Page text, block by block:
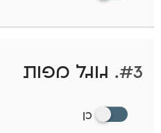
#3. גוגל מפות
כן